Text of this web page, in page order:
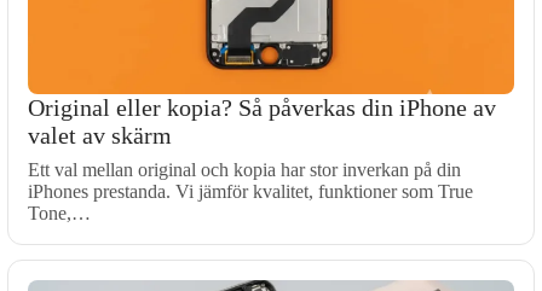
Original eller kopia? Så påverkas din iPhone av
valet av skärm
Ett val mellan original och kopia har stor inverkan på din
iPhones prestanda. Vi jämför kvalitet, funktioner som True
Tone,…